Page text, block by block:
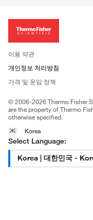
투자자
사회적 책임
브랜드
이용 약관
개인정보 처리방침
가격 및 운임 정책
© 2006-2026 Thermo Fisher
are the property of Thermo
otherwise specified.
Korea
Select Language: